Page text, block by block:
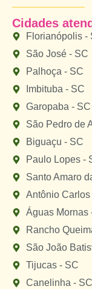
Cidades
Florianópolis -
São José - SC
Palhoça - SC
Imbituba - SC
Garopaba - SC
São Pedro de
Biguaçu - SC
Paulo Lopes -
Santo Amaro
Antônio Carlos
Águas Mornas
Rancho
São João
Tijucas - SC
Canelinha - SC